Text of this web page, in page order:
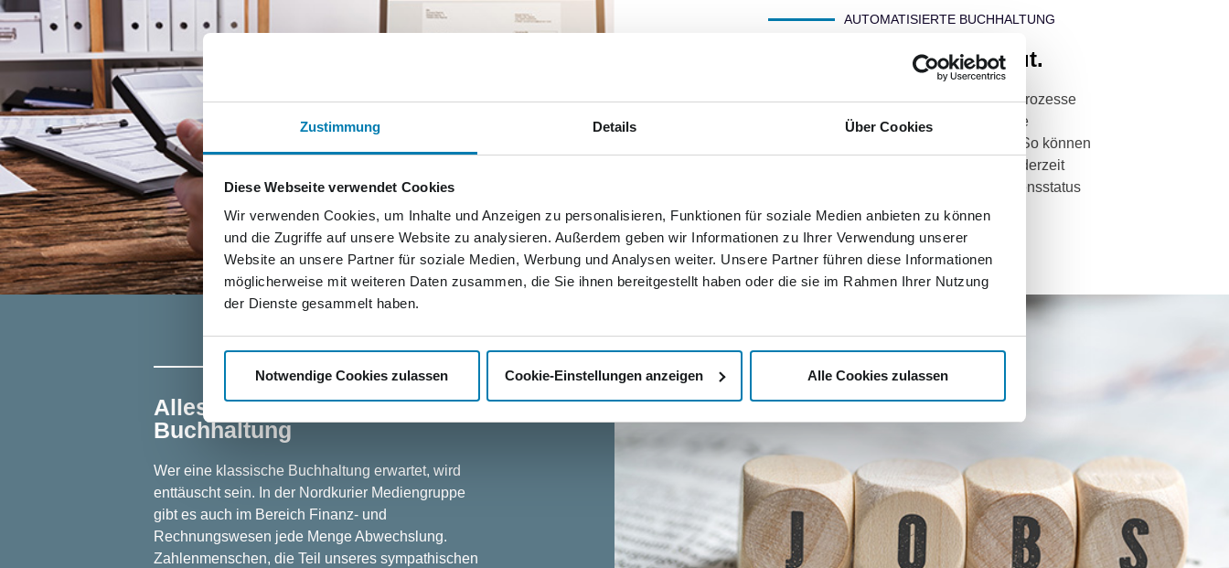
Zustimmung Details Über Cookies
Diese Webseite verwendet Cookies
Wir verwenden Cookies, um Inhalte und Anzeigen zu personalisieren, Funktionen für soziale Medien anbieten zu können
und die Zugriffe auf unsere Website zu analysieren. Außerdem geben wir Informationen zu Ihrer Verwendung unserer
Website an unsere Partner für soziale Medien, Werbung und Analysen weiter. Unsere Partner führen diese Informationen
möglicherweise mit weiteren Daten zusammen, die Sie ihnen bereitgestellt haben oder die sie im Rahmen Ihrer Nutzung
der Dienste gesammelt haben.
Notwendige Cookies zulassen Cookie-Einstellungen anzeigen Alle Cookies zulassen
AUTOMATISIERTE BUCHHALTUNG
Transparent. Einfach. Gut.
Durch die Investition in automatisierte Prozesse
können wir anderen Unternehmen diese
vereinfachten Arbeitsabläufe anbieten. So können
wir durch die transparenten Systeme jederzeit
Auskunft über den eigenen Unternehmensstatus
geben.
Alles, außer klassische
Buchhaltung
Wer eine klassische Buchhaltung erwartet, wird
enttäuscht sein. In der Nordkurier Mediengruppe
gibt es auch im Bereich Finanz- und
Rechnungswesen jede Menge Abwechslung.
Zahlenmenschen, die Teil unseres sympathischen